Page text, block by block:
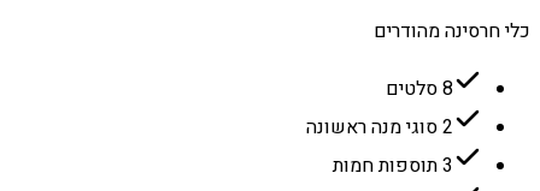
כלי חרסינה מהודרים
8 סלטים
2 סוגי מנה ראשונה
3 תוספות חמות